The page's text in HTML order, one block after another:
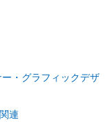
・グラフィックデザ
連